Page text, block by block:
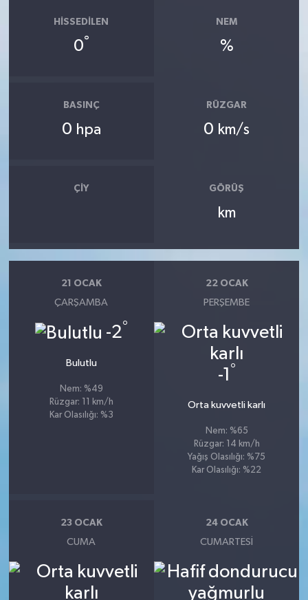
HISSEDILEN
0°
NEM
%
BASINÇ
0 hpa
RÜZGAR
0 km/s
ÇIY GÖRÜŞ
km
21 OCAK
ÇARŞAMBA
-2°
Bulutlu
Nem: %49
Rüzgar: 11 km/h
Kar Olasılığı: %3
22 OCAK
PERŞEMBE
-1 °
Orta kuvvetli karlı
Nem: %65
Rüzgar: 14 km/h
Yağış Olasılığı: %75
Kar Olasılığı: %22
23 OCAK
CUMA
24 OCAK
CUMARTESI